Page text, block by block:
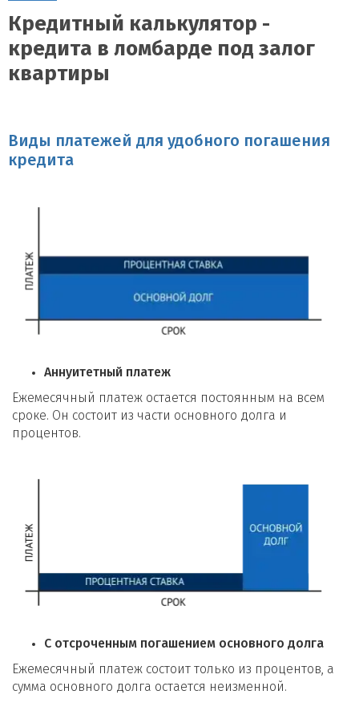
Кредитный калькулятор -
кредита в ломбарде под залог
квартиры
Виды платежей для удобного погашения
кредита
Аннуитетный платеж
Ежемесячный платеж остается постоянным на всем
сроке. Он состоит из части основного долга и
процентов.
С отсроченным погашением основного долга
Ежемесячный платеж состоит только из процентов, а
сумма основного долга остается неизменной.